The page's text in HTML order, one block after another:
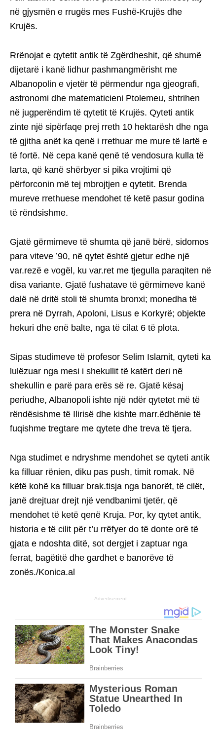
në gjysmën e rrugës mes Fushë-Krujës dhe
Krujës.
Rrënojat e qytetit antik të Zgërdheshit, që shumë
dijetarë i kanë lidhur pashmangmërisht me
Albanopolin e vjetër të përmendur nga gjeografi,
astronomi dhe matematicieni Ptolemeu, shtrihen
në jugperëndim të qytetit të Krujës. Qyteti antik
zinte një sipërfaqe prej rreth 10 hektarësh dhe nga
të gjitha anët ka qenë i rrethuar me mure të lartë e
të fortë. Në cepa kanë qenë të vendosura kulla të
larta, që kanë shërbyer si pika vrojtimi që
përforconin më tej mbrojtjen e qytetit. Brenda
mureve rrethuese mendohet të ketë pasur godina
të rëndsishme.
Gjatë gërmimeve të shumta që janë bërë, sidomos
para viteve ’90, në qytet është gjetur edhe një
var.rezë e vogël, ku var.ret me tjegulla paraqiten në
disa variante. Gjatë fushatave të gërmimeve kanë
dalë në dritë stoli të shumta bronxi; monedha të
prera në Dyrrah, Apoloni, Lisus e Korkyrë; objekte
hekuri dhe enë balte, nga të cilat 6 të plota.
Sipas studimeve të profesor Selim Islamit, qyteti ka
lulëzuar nga mesi i shekullit të katërt deri në
shekullin e parë para erës së re. Gjatë kësaj
periudhe, Albanopoli ishte një ndër qytetet më të
rëndësishme të Ilirisë dhe kishte marr.ëdhënie të
fuqishme tregtare me qytete dhe treva të tjera.
Nga studimet e ndryshme mendohet se qyteti antik
ka filluar rënien, diku pas push, timit romak. Në
këtë kohë ka filluar brak.tisja nga banorët, të cilët,
janë drejtuar drejt një vendbanimi tjetër, që
mendohet të ketë qenë Kruja. Por, ky qytet antik,
historia e të cilit për t’u rrëfyer do të donte orë të
gjata e ndoshta ditë, sot dergjet i zaptuar nga
ferrat, bagëtitë dhe gardhet e banorëve të
zonës./Konica.al
Advertisement